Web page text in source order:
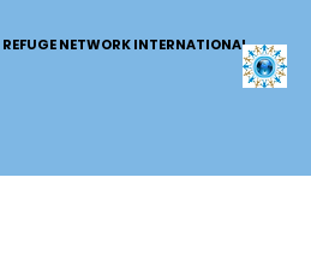
REFUGE NETWORK INTERNATIONAL